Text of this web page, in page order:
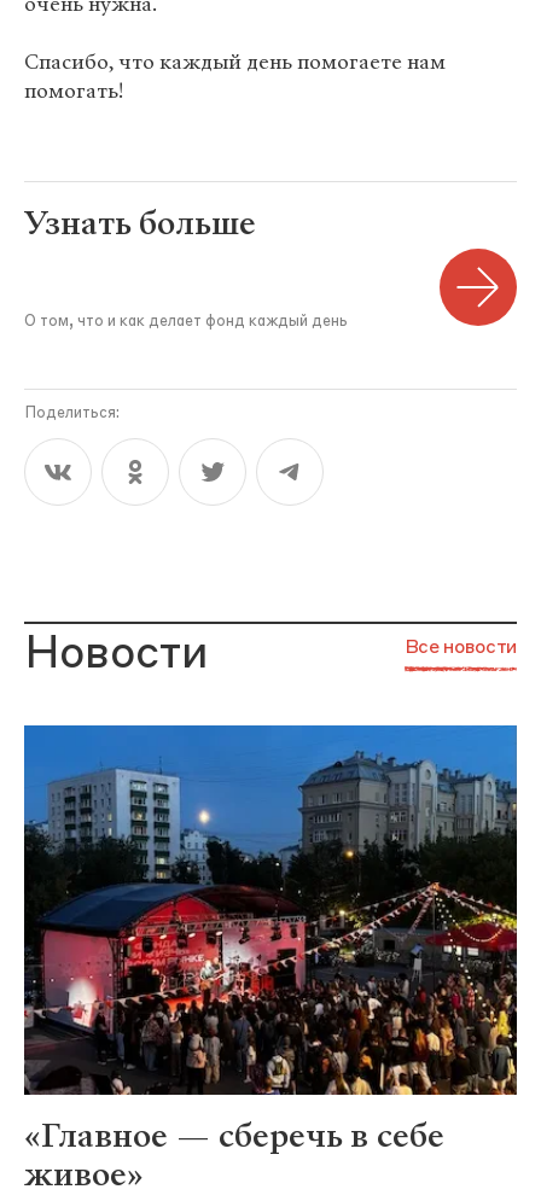
Спасибо, что каждый день помогаете нам
помогать!
Узнать больше
О том, что и как делает фонд каждый день
Поделиться:
Новости Все новости
«Главное — сберечь в себе
живое»